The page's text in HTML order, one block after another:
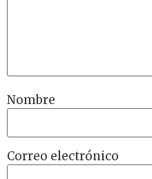
Nombre
Correo electrónico